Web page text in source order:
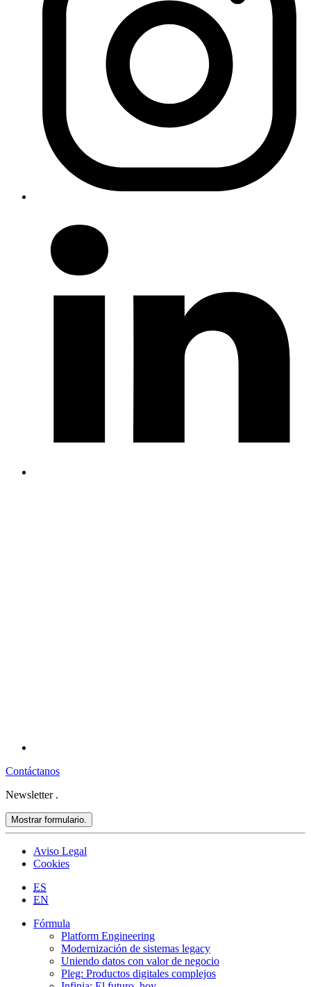
Contáctanos
Newsletter .
Mostrar formulario.
Aviso Legal
Cookies
ES
EN
Fórmula
Platform Engineering
Modernización de sistemas legacy
Uniendo datos con valor de negocio
Pleg: Productos digitales complejos